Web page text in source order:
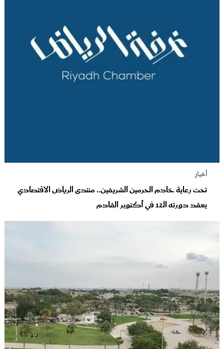
أخبار
تحت رعاية خادم الحرمين الشريفين.. منتدى الرياض الاقتصادي
يعقد دورته الـ12 في أكتوبر القادم